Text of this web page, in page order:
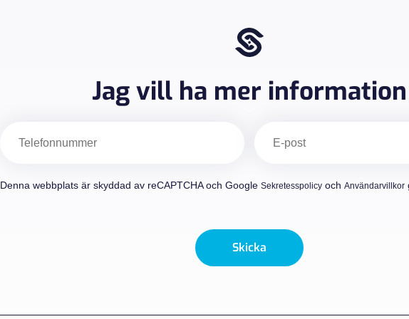
Jag vill ha mer information
post
Denna webbplats är skyddad av reCAPTCHA och Google Sekretesspolicy och Användarvillkor
Skicka